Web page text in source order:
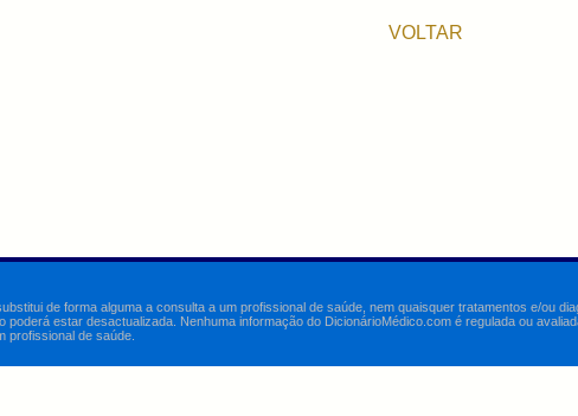
VOLTAR
de forma alguma a consulta a um profissional de saúde, nem quaisquer tratamentos e/ou
estar desactualizada. Nenhuma informação do DicionárioMédico.com é regulada ou
profissional de saúde.